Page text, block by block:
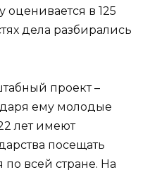
в 125
дела разбирались
проект –
ему молодые
лет имеют
посещать
всей стране. На